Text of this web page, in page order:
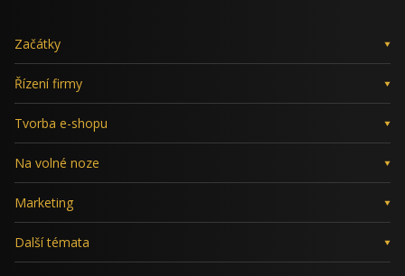
Začátky
Řízení firmy
Tvorba e-shopu
Na volné noze
Marketing
Další témata